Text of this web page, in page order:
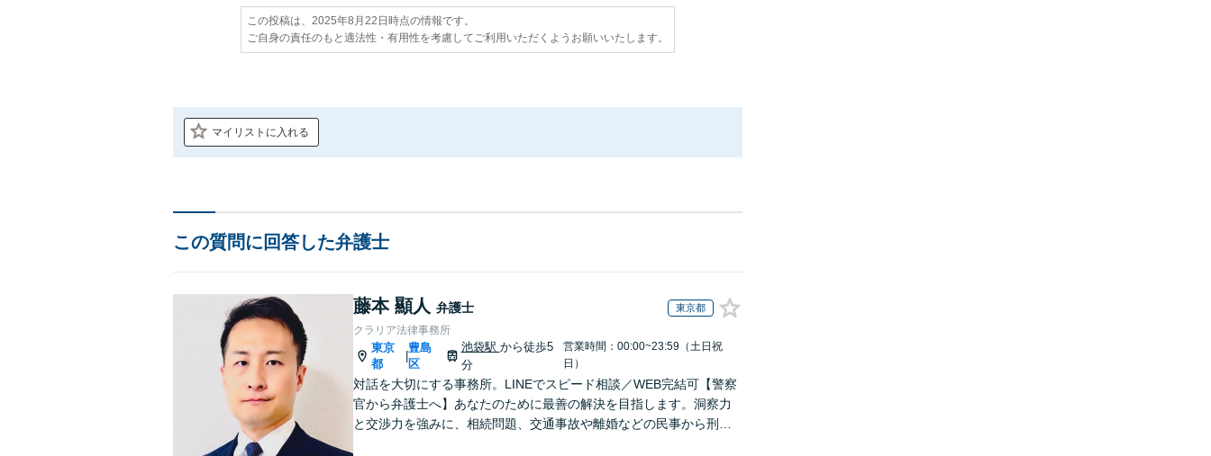
この投稿は、2025年8月22日時点の情報です。
ご自身の責任のもと適法性・有用性を考慮してご利用いただくようお願いいたします。
マイリストに入れる
この質問に回答した弁護士
藤本 顯人 弁護士 東京都
クラリア法律事務所
東京
都
|
豊島
区
池袋駅 から徒歩5
分
営業時間：00:00~23:59（土日祝
日）
対話を大切にする事務所。LINEでスピード相談／WEB完結可【警察
官から弁護士へ】あなたのために最善の解決を目指します。洞察力
と交渉力を強みに、相続問題、交通事故や離婚などの民事から刑事